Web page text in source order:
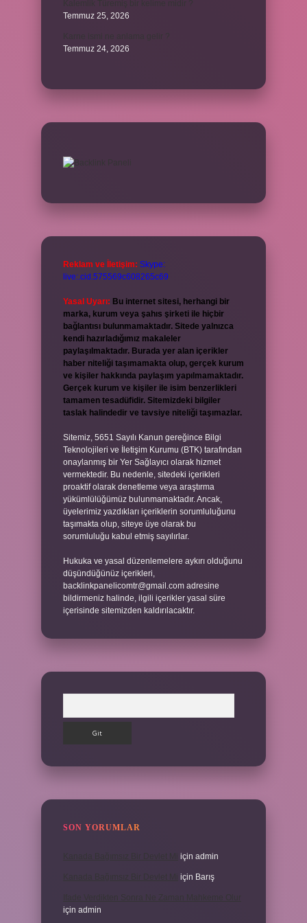
Temmuz 25, 2026
Temmuz 24, 2026
Reklam ve İletişim: Skype:
live:.cid.575569c608265c69
Yasal Uyarı: Bu internet sitesi, herhangi bir
marka, kurum veya şahıs şirketi ile hiçbir
bağlantısı bulunmamaktadır. Sitede yalnızca
kendi hazırladığımız makaleler
paylaşılmaktadır. Burada yer alan içerikler
haber niteliği taşımamakta olup, gerçek kurum
ve kişiler hakkında paylaşım yapılmamaktadır.
Gerçek kurum ve kişiler ile isim benzerlikleri
tamamen tesadüfidir. Sitemizdeki bilgiler
taslak halindedir ve tavsiye niteliği taşımazlar.
Sitemiz, 5651 Sayılı Kanun gereğince Bilgi
Teknolojileri ve İletişim Kurumu (BTK) tarafından
onaylanmış bir Yer Sağlayıcı olarak hizmet
vermektedir. Bu nedenle, sitedeki içerikleri
proaktif olarak denetleme veya araştırma
yükümlülüğümüz bulunmamaktadır. Ancak,
üyelerimiz yazdıkları içeriklerin sorumluluğunu
taşımakta olup, siteye üye olarak bu
sorumluluğu kabul etmiş sayılırlar.
Hukuka ve yasal düzenlemelere aykırı olduğunu
düşündüğünüz içerikleri,
backlinkpanelicomtr@gmail.com adresine
bildirmeniz halinde, ilgili içerikler yasal süre
içerisinde sitemizden kaldırılacaktır.
SON YORUMLAR
için admin
için Barış
için admin